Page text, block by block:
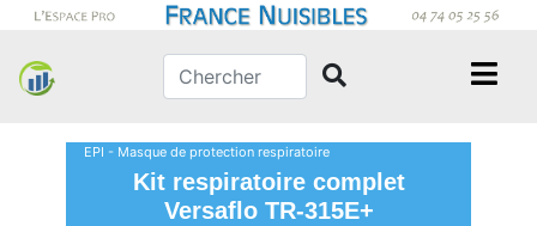
EPI - Masque de protection respiratoire
Kit respiratoire complet
Versaflo TR-315E+